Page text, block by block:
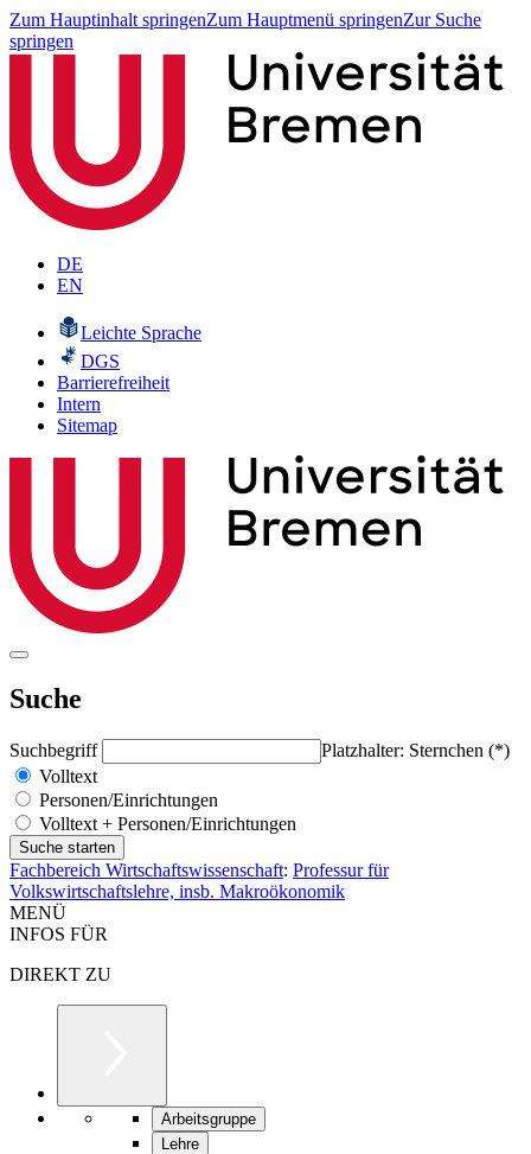
Zum Hauptinhalt springenZum Hauptmenü springenZur Suche
springen
DE
EN
Leichte Sprache
DGS
Barrierefreiheit
Intern
Sitemap
Suche
Suchbegriff
Platzhalter: Sternchen (*)
Volltext
Personen/Einrichtungen
Volltext + Personen/Einrichtungen
Fachbereich Wirtschaftswissenschaft: Professur für
Volkswirtschaftslehre, insb. Makroökonomik
MENÜ
INFOS FÜR
DIREKT ZU
Arbeitsgruppe
Lehre